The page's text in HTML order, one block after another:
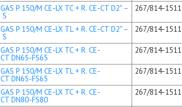
GAS P 150/M CE-LX TC + R. CE-CT D2" –
S
267/814-1511
GAS P 150/M CE-LX TL + R. CE-CT D2" –
S
267/814-1511
GAS P 150/M CE-LX TC + R. CE-
CT DN65-FS65
267/814-1511
GAS P 150/M CE-LX TL + R. CE-
CT DN65-FS65
267/814-1511
GAS P 150/M CE-LX TC + R. CE-
CT DN80-FS80
267/814-1511